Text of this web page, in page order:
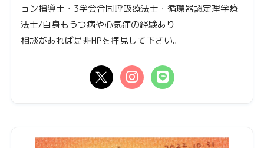
ョン指導士・3学会合同呼吸療法士・循環器認定理学療
法士/自身もうつ病や心気症の経験あり
相談があれば是非HPを拝見して下さい。